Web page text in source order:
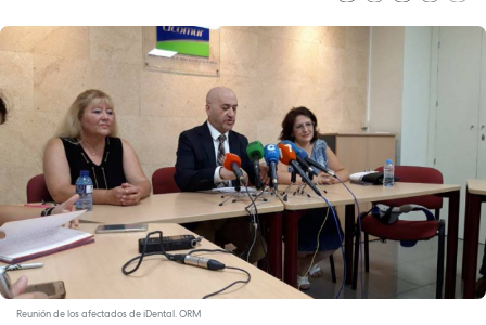
Reunión de los afectados de iDental. ORM